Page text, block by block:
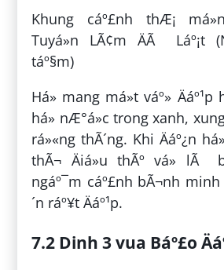
Khung cáº£nh thÆ¡
Tuyá»n LÃ¢m ÄÃ Láº¡t
táº§m)
Há» mang má»t váº»
há» nÆ°á»c trong xanh,
rá»«ng thÃ´ng. Khi Äáº¿n
thÃ¬ Äiá»u thÃº vá» lÃ
ngáº¯m cáº£nh bÃ¬nh
´n ráº¥t Äáº¹p.
7.2 Dinh 3 vua Báº£o